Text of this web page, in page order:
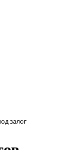
залог